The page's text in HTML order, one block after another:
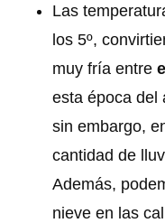
Las
los 5º,
muy fría entre
esta época del
sin embargo,
cantidad de
Además,
nieve en las